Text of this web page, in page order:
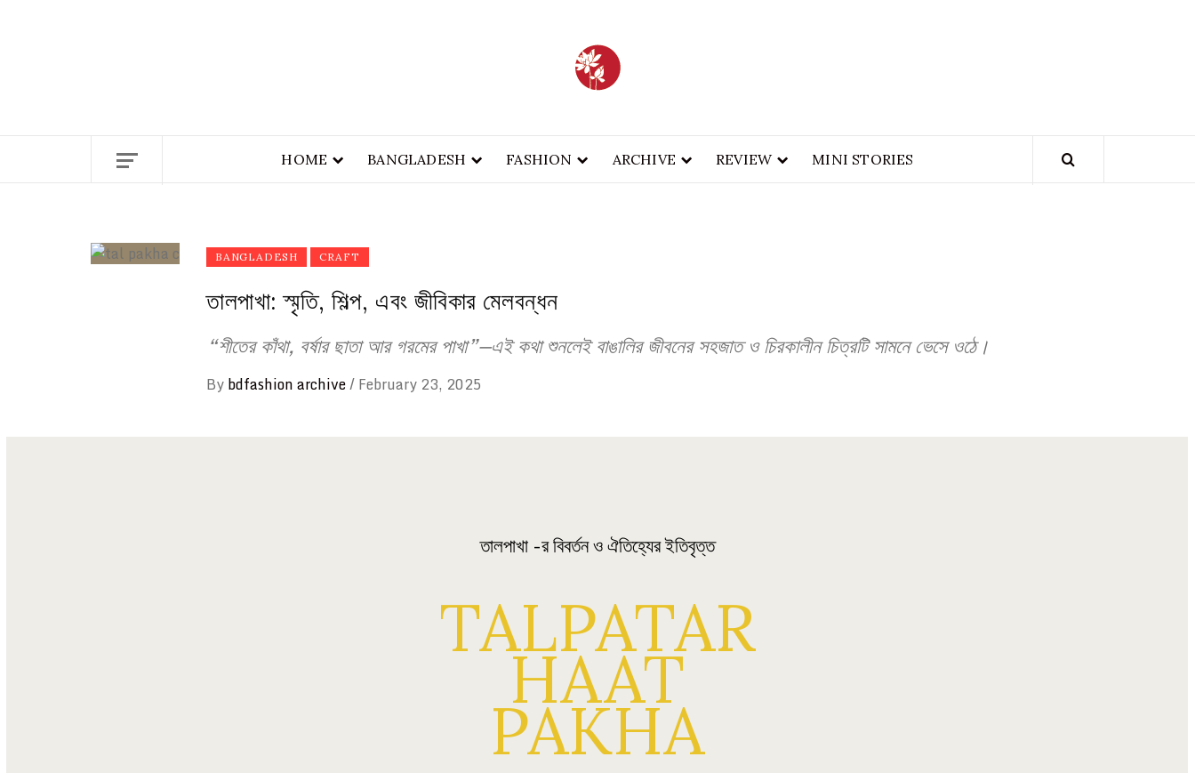
HOME BANGLADESH FASHION ARCHIVE REVIEW MINI STORIES
BANGLADESH CRAFT
তালপাখা: স্মৃতি, শিল্প, এবং জীবিকার মেলবন্ধন
“শীতের কাঁথা, বর্ষার ছাতা আর গরমের পাখা”—এই কথা শুনলেই বাঙালির জীবনের সহজাত ও চিরকালীন চিত্রটি সামনে ভেসে ওঠে।
Bybdfashion archive/February 23, 2025
তালপাখা -র বিবর্তন ও ঐতিহ্যের ইতিবৃত্ত
TALPATAR
HAAT
PAKHA